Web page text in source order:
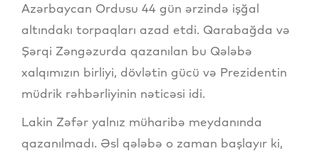
Azərbaycan Ordusu 44 gün ərzində işğal
altındakı torpaqları azad etdi. Qarabağda və
Şərqi Zəngəzurda qazanılan bu Qələbə
xalqımızın birliyi, dövlətin gücü və Prezidentin
müdrik rəhbərliyinin nəticəsi idi.
Lakin Zəfər yalnız müharibə meydanında
qazanılmadı. Əsl qələbə o zaman başlayır ki,